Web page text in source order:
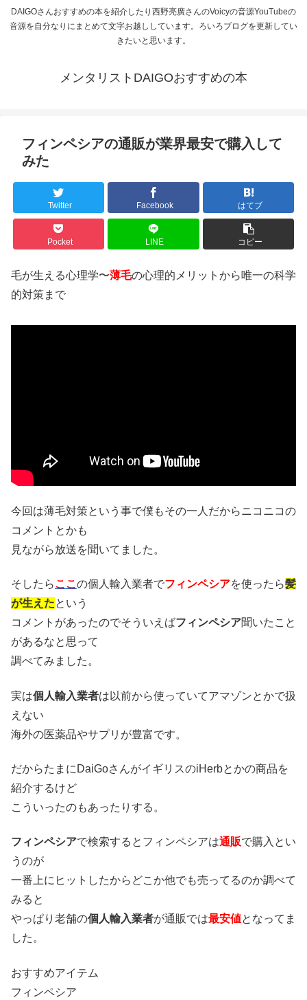
DAIGOさんおすすめの本を紹介したり西野亮廣さんのVoicyの音源YouTubeの
音源を自分なりにまとめて文字お越ししています。ろいろブログを更新してい
きたいと思います。
メンタリストDAIGOおすすめの本
フィンペシアの通販が業界最安で購入して
みた
Twitter Facebook はてブ
Pocket LINE コピー
毛が生える心理学〜薄毛の心理的メリットから唯一の科学
的対策まで
今回は薄毛対策という事で僕もその一人だからニコニコの
コメントとかも
見ながら放送を聞いてました。
そしたらここ の個人輸入業者でフィンペシアを使ったら髪
が生えたという
コメントがあったのでそういえばフィンペシア聞いたこと
があるなと思って
調べてみました。
実は個人輸入業者は以前から使っていてアマゾンとかで扱
えない
海外の医薬品やサプリが豊富です。
だからたまにDaiGoさんがイギリスのiHerbとかの商品を
紹介するけど
こういったのもあったりする。
フィンペシアで検索するとフィンペシアは通販で購入とい
うのが
一番上にヒットしたからどこか他でも売ってるのか調べて
みると
やっぱり老舗の個人輸入業者が通販では最安値となってま
した。
おすすめアイテム
フィンペシア